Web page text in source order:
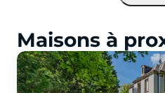
Maisons à